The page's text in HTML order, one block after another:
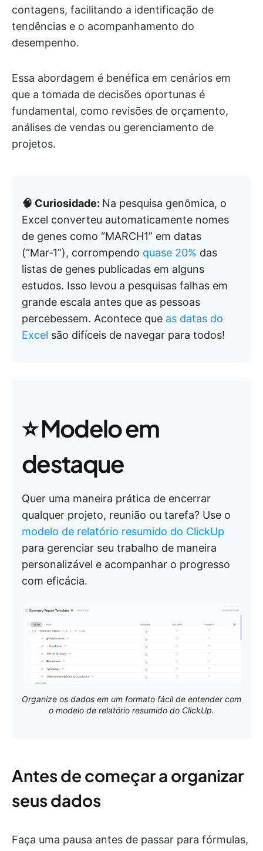
contagens, facilitando a identificação de
tendências e o acompanhamento do
desempenho.
Essa abordagem é benéfica em cenários em
que a tomada de decisões oportunas é
fundamental, como revisões de orçamento,
análises de vendas ou gerenciamento de
projetos.
🧠 Curiosidade: Na pesquisa genômica, o
Excel converteu automaticamente nomes
de genes como “MARCH1” em datas
(“Mar‑1”), corrompendo quase 20% das
listas de genes publicadas em alguns
estudos. Isso levou a pesquisas falhas em
grande escala antes que as pessoas
percebessem. Acontece que as datas do
Excel são difíceis de navegar para todos!
⭐ Modelo em
destaque
Quer uma maneira prática de encerrar
qualquer projeto, reunião ou tarefa? Use o
modelo de relatório resumido do ClickUp
para gerenciar seu trabalho de maneira
personalizável e acompanhar o progresso
com eficácia.
Organize os dados em um formato fácil de entender com
o modelo de relatório resumido do ClickUp.
Antes de começar a organizar
seus dados
Faça uma pausa antes de passar para fórmulas,